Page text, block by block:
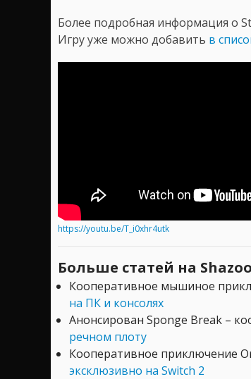
Более подробная информация о
Игру уже можно добавить в
https://youtu.be/T_i0xhr4utk
Больше статей на Shazoo
Кооперативное мышиное
на ПК и консолях
Анонсирован Sponge Break –
речном плоту
Кооперативное приключение
эксклюзивно на Switch 2